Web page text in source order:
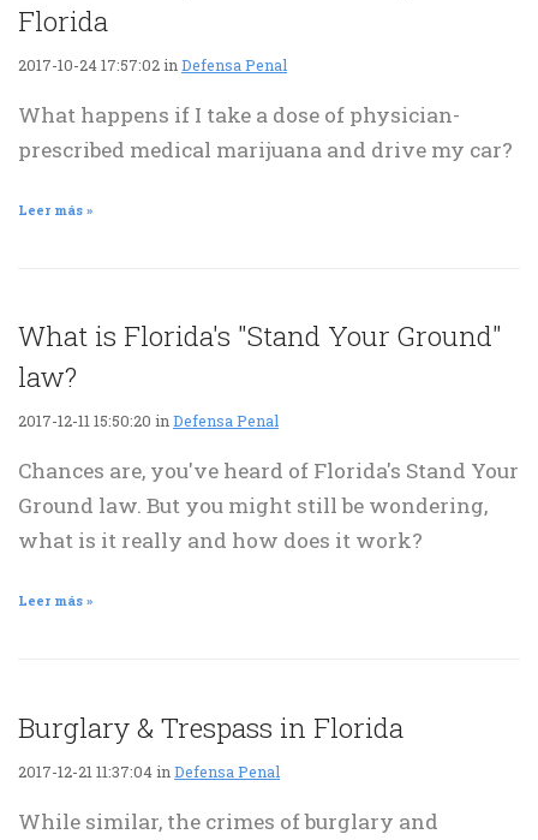
Florida
2017-10-24 17:57:02 in Defensa Penal
What happens if I take a dose of physician-
prescribed medical marijuana and drive my car?
Leer más »
What is Florida's "Stand Your Ground"
law?
2017-12-11 15:50:20 in Defensa Penal
Chances are, you've heard of Florida's Stand Your
Ground law. But you might still be wondering,
what is it really and how does it work?
Leer más »
Burglary & Trespass in Florida
2017-12-21 11:37:04 in Defensa Penal
While similar, the crimes of burglary and